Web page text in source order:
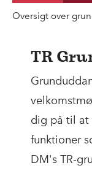
Oversigt over
TR
dig på til at
funktioner
DM's TR-